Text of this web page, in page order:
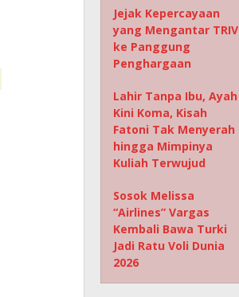
Jejak Kepercayaan
yang Mengantar TRIV
ke Panggung
Penghargaan
Lahir Tanpa Ibu, Ayah
Kini Koma, Kisah
Fatoni Tak Menyerah
hingga Mimpinya
Kuliah Terwujud
Sosok Melissa
“Airlines” Vargas
Kembali Bawa Turki
Jadi Ratu Voli Dunia
2026